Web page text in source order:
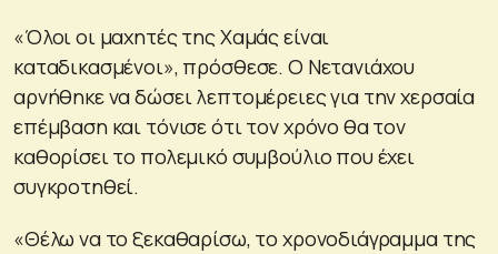
«Όλοι οι μαχητές της Χαμάς είναι
καταδικασμένοι», πρόσθεσε. Ο Νετανιάχου
αρνήθηκε να δώσει λεπτομέρειες για την χερσαία
επέμβαση και τόνισε ότι τον χρόνο θα τον
καθορίσει το πολεμικό συμβούλιο που έχει
συγκροτηθεί.
«Θέλω να το ξεκαθαρίσω, το χρονοδιάγραμμα της